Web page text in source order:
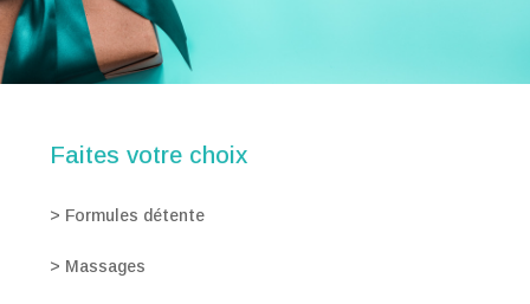
Faites votre choix
> Formules détente
> Massages